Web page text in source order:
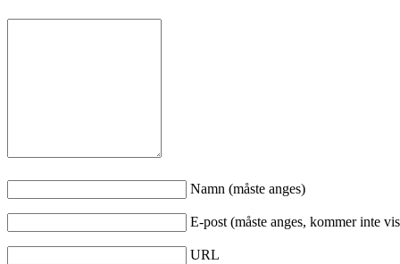
Namn (måste anges)
E-post (måste anges, kommer inte
URL